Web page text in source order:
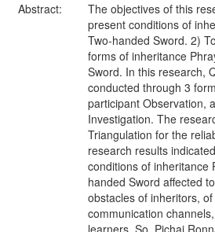
Abstract:
The objectives of this
present conditions of
Two-handed Sword. 2)
forms of inheritance
Sword. In this research,
conducted through 3
participant Observation,
Investigation. The
Triangulation for the
research results
conditions of inheritance
handed Sword affected
obstacles of inheritors,
communication
learners. So, Pichai